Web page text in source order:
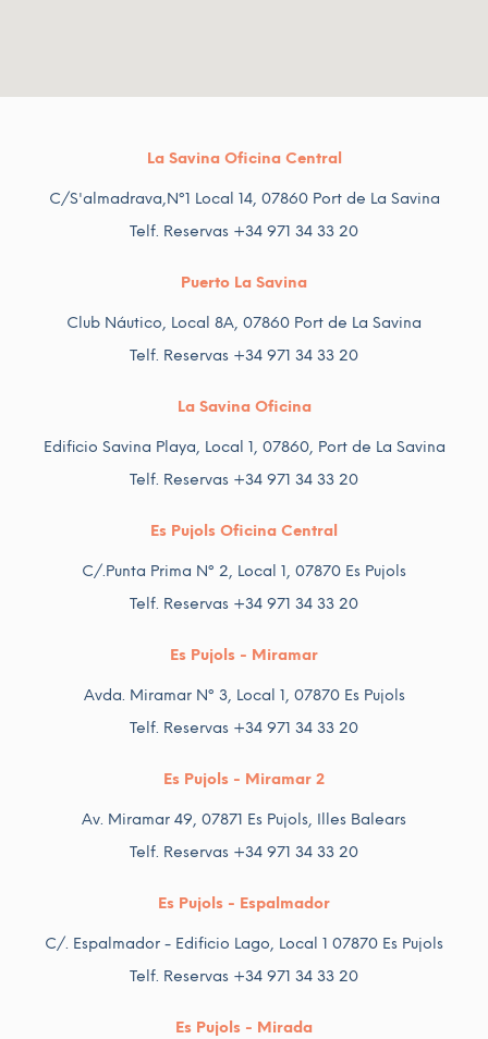
La Savina Oficina Central
C/S'almadrava,Nº1 Local 14, 07860 Port de La Savina
Telf. Reservas +34 971 34 33 20
Puerto La Savina
Club Náutico, Local 8A, 07860 Port de La Savina
Telf. Reservas +34 971 34 33 20
La Savina Oficina
Edificio Savina Playa, Local 1, 07860, Port de La Savina
Telf. Reservas +34 971 34 33 20
Es Pujols Oficina Central
C/.Punta Prima Nº 2, Local 1, 07870 Es Pujols
Telf. Reservas +34 971 34 33 20
Es Pujols - Miramar
Avda. Miramar Nº 3, Local 1, 07870 Es Pujols
Telf. Reservas +34 971 34 33 20
Es Pujols - Miramar 2
Av. Miramar 49, 07871 Es Pujols, Illes Balears
Telf. Reservas +34 971 34 33 20
Es Pujols - Espalmador
C/. Espalmador - Edificio Lago, Local 1 07870 Es Pujols
Telf. Reservas +34 971 34 33 20
Es Pujols - Mirada